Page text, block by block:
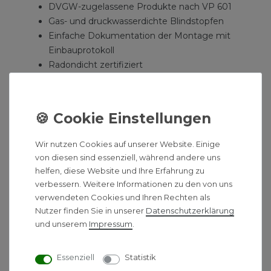
DVGW-zugelassene Produkte nach VP 601
Gas- und druckwasserdichte Blindstopfen
Einfache Dokumentation der Montage mit
Einbauprotokoll
Radondicht zertifiziert
Technische Daten:
Einheit
Werte
Wasser:
AD 32, 40, 50 mm
Strom:
AD 25 – 53 mm
Telekom:
2 x 5 – 7 mm, 4 x 7 – 13 mm, 1 x 13 –
21 mm
Mantelrohr:
DN/OD 90 (ID 78)
Mauerkragen:DN 100
Wir nutzen Cookies auf unserer Website. Einige
von diesen sind essenziell, während andere uns
helfen, diese Website und Ihre Erfahrung zu
verbessern. Weitere Informationen zu den von uns
verwendeten Cookies und Ihren Rechten als
Nutzer finden Sie in unserer Daten­schutz­erklärung
und unserem Impressum
Essenziell Statistik